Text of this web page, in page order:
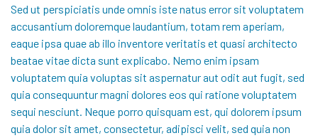
Sed ut perspiciatis unde omnis iste natus error sit voluptatem
accusantium doloremque laudantium, totam rem aperiam,
eaque ipsa quae ab illo inventore veritatis et quasi architecto
beatae vitae dicta sunt explicabo. Nemo enim ipsam
voluptatem quia voluptas sit aspernatur aut odit aut fugit, sed
quia consequuntur magni dolores eos qui ratione voluptatem
sequi nesciunt. Neque porro quisquam est, qui dolorem ipsum
quia dolor sit amet, consectetur, adipisci velit, sed quia non